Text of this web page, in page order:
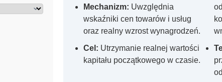
Mechanizm: Uwzględnia
wskaźniki cen towarów i usług
oraz realny wzrost wynagrodzeń.
Cel: Utrzymanie realnej wartości
kapitału początkowego w czasie.